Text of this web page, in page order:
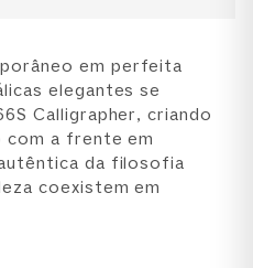
em perfeita
elegantes se
Calligrapher, criando
a frente em
da filosofia
coexistem em